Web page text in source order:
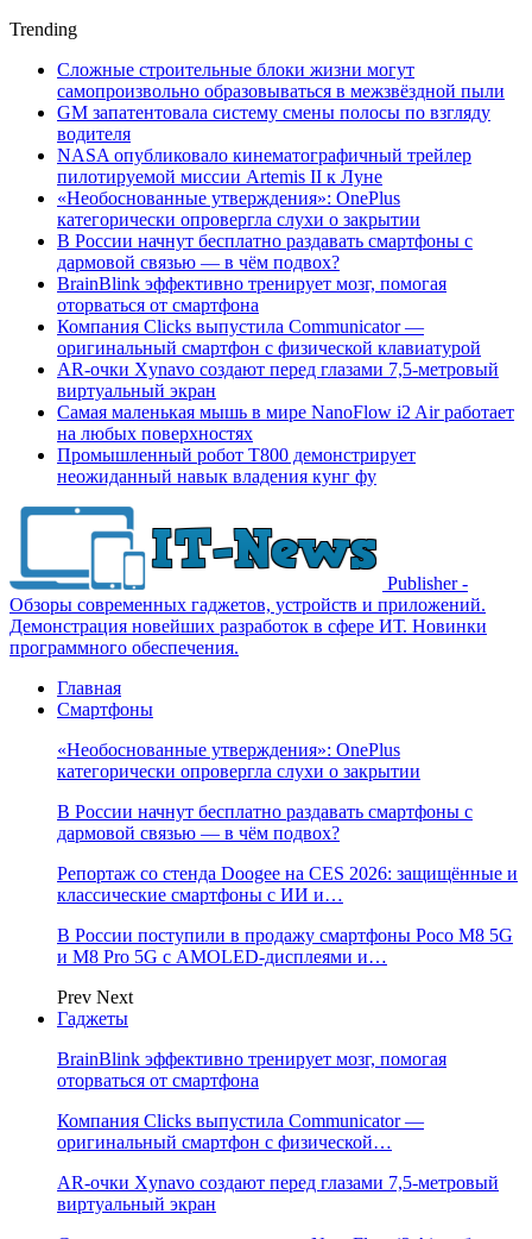
Trending
Сложные строительные блоки жизни могут
самопроизвольно образовываться в межзвёздной пыли
GM запатентовала систему смены полосы по взгляду
водителя
NASA опубликовало кинематографичный трейлер
пилотируемой миссии Artemis II к Луне
«Необоснованные утверждения»: OnePlus
категорически опровергла слухи о закрытии
В России начнут бесплатно раздавать смартфоны с
дармовой связью — в чём подвох?
BrainBlink эффективно тренирует мозг, помогая
оторваться от смартфона
Компания Clicks выпустила Communicator —
оригинальный смартфон с физической клавиатурой
AR-очки Xynavo создают перед глазами 7,5-метровый
виртуальный экран
Самая маленькая мышь в мире NanoFlow i2 Air работает
на любых поверхностях
Промышленный робот Т800 демонстрирует
неожиданный навык владения кунг фу
Publisher -
Обзоры современных гаджетов, устройств и приложений.
Демонстрация новейших разработок в сфере ИТ. Новинки
программного обеспечения.
Главная
Смартфоны
«Необоснованные утверждения»: OnePlus
категорически опровергла слухи о закрытии
В России начнут бесплатно раздавать смартфоны с
дармовой связью — в чём подвох?
Репортаж со стенда Doogee на CES 2026: защищённые и
классические смартфоны с ИИ и…
В России поступили в продажу смартфоны Poco M8 5G
и M8 Pro 5G с AMOLED-дисплеями и…
Prev Next
Гаджеты
BrainBlink эффективно тренирует мозг, помогая
оторваться от смартфона
Компания Clicks выпустила Communicator —
оригинальный смартфон с физической…
AR-очки Xynavo создают перед глазами 7,5-метровый
виртуальный экран